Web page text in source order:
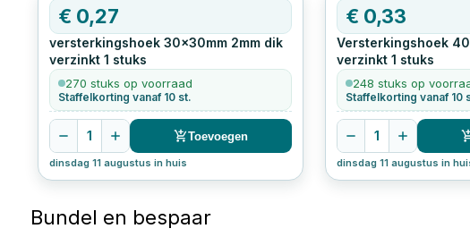
€ 0,27
versterkingshoek 30x30mm 2mm dik
verzinkt 1 stuks
270 stuks op voorraad
Staffelkorting vanaf 10 st.
1 Toevoegen
dinsdag 11 augustus in huis
€ 0,33
Versterkingshoek
verzinkt 1 stuks
248 stuks op
Staffelkorting vanaf 10
1
dinsdag 11 augustus in
Bundel en bespaar